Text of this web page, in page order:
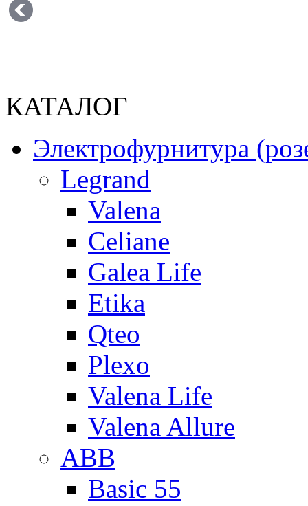
КАТАЛОГ
Электрофурнитура
Legrand
Valena
Celiane
Galea Life
Etika
Qteo
Plexo
Valena Life
Valena Allure
ABB
Basic 55